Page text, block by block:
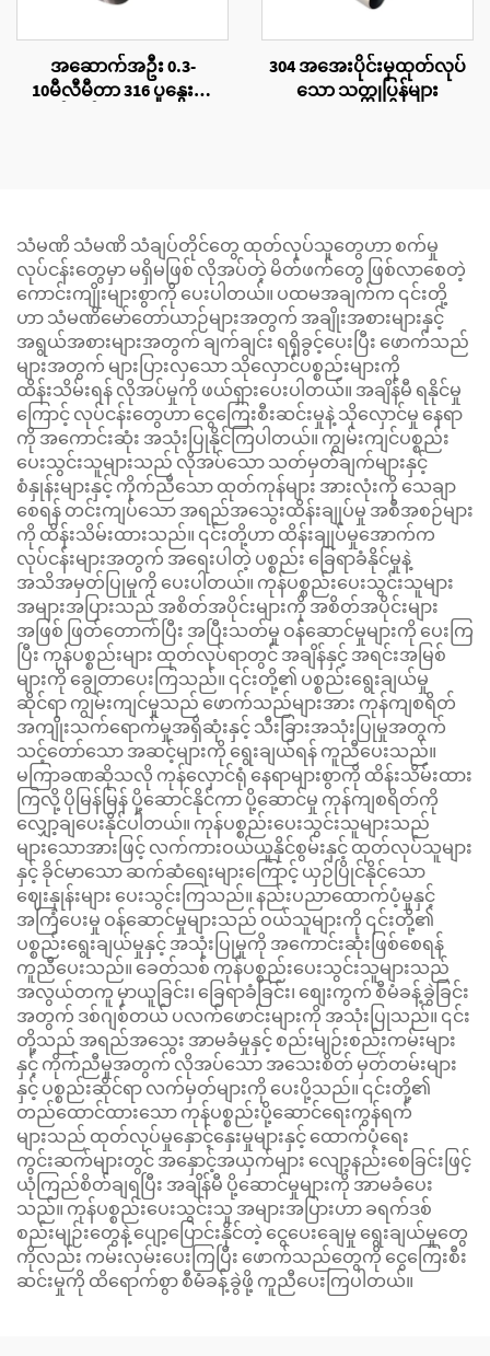
အဆောက်အဦး 0.3-
10မီလီမီတာ 316 ပူနွေးစွာ
304 အအေးပိုင်းမှထုတ်လုပ်
သော သတ္တုပြွန်များ
သံမဏိ သံမဏိ သံချပ်တိုင်တွေ ထုတ်လုပ်သူတွေဟာ စက်မှု
လုပ်ငန်းတွေမှာ မရှိမဖြစ် လိုအပ်တဲ့ မိတ်ဖက်တွေ ဖြစ်လာစေတဲ့
ကောင်းကျိုးများစွာကို ပေးပါတယ်။ ပထမအချက်က ၎င်းတို့
ဟာ သံမဏိမော်တော်ယာဉ်များအတွက် အချိုးအစားများနှင့်
အရွယ်အစားများအတွက် ချက်ချင်း ရရှိခွင့်ပေးပြီး ဖောက်သည်
များအတွက် များပြားလှသော သိုလှောင်ပစ္စည်းများကို
ထိန်းသိမ်းရန် လိုအပ်မှုကို ဖယ်ရှားပေးပါတယ်။ အချိန်မီ ရနိုင်မှု
ကြောင့် လုပ်ငန်းတွေဟာ ငွေကြေးစီးဆင်းမှုနဲ့ သိုလှောင်မှု နေရာ
ကို အကောင်းဆုံး အသုံးပြုနိုင်ကြပါတယ်။ ကျွမ်းကျင်ပစ္စည်း
ပေးသွင်းသူများသည် လိုအပ်သော သတ်မှတ်ချက်များနှင့်
စံနှုန်းများနှင့် ကိုက်ညီသော ထုတ်ကုန်များ အားလုံးကို သေချာ
စေရန် တင်းကျပ်သော အရည်အသွေးထိန်းချုပ်မှု အစီအစဉ်များ
ကို ထိန်းသိမ်းထားသည်။ ၎င်းတို့ဟာ ထိန်းချုပ်မှုအောက်က
လုပ်ငန်းများအတွက် အရေးပါတဲ့ ပစ္စည်း ခြေရာခံနိုင်မှုနဲ့
အသိအမှတ်ပြုမှုကို ပေးပါတယ်။ ကုန်ပစ္စည်းပေးသွင်းသူများ
အများအပြားသည် အစိတ်အပိုင်းများကို အစိတ်အပိုင်းများ
အဖြစ် ဖြတ်တောက်ပြီး အပြီးသတ်မှု ဝန်ဆောင်မှုများကို ပေးကြ
ပြီး ကုန်ပစ္စည်းများ ထုတ်လုပ်ရာတွင် အချိန်နှင့် အရင်းအမြစ်
များကို ချွေတာပေးကြသည်။ ၎င်းတို့၏ ပစ္စည်းရွေးချယ်မှု
ဆိုင်ရာ ကျွမ်းကျင်မှုသည် ဖောက်သည်များအား ကုန်ကျစရိတ်
အကျိုးသက်ရောက်မှုအရှိဆုံးနှင့် သီးခြားအသုံးပြုမှုအတွက်
သင့်တော်သော အဆင့်များကို ရွေးချယ်ရန် ကူညီပေးသည်။
မကြာခဏဆိုသလို ကုန်လှောင်ရုံ နေရာများစွာကို ထိန်းသိမ်းထား
ကြလို့ ပိုမြန်မြန် ပို့ဆောင်နိုင်ကာ ပို့ဆောင်မှု ကုန်ကျစရိတ်ကို
လျှော့ချပေးနိုင်ပါတယ်။ ကုန်ပစ္စည်းပေးသွင်းသူများသည်
များသောအားဖြင့် လက်ကားဝယ်ယူနိုင်စွမ်းနှင့် ထုတ်လုပ်သူများ
နှင့် ခိုင်မာသော ဆက်ဆံရေးများကြောင့် ယှဉ်ပြိုင်နိုင်သော
ဈေးနှုန်းများ ပေးသွင်းကြသည်။ နည်းပညာထောက်ပံ့မှုနှင့်
အကြံပေးမှု ဝန်ဆောင်မှုများသည် ဝယ်သူများကို ၎င်းတို့၏
ပစ္စည်းရွေးချယ်မှုနှင့် အသုံးပြုမှုကို အကောင်းဆုံးဖြစ်စေရန်
ကူညီပေးသည်။ ခေတ်သစ် ကုန်ပစ္စည်းပေးသွင်းသူများသည်
အလွယ်တကူ မှာယူခြင်း၊ ခြေရာခံခြင်း၊ စျေးကွက် စီမံခန့်ခွဲခြင်း
အတွက် ဒစ်ဂျစ်တယ် ပလက်ဖောင်းများကို အသုံးပြုသည်။ ၎င်း
တို့သည် အရည်အသွေး အာမခံမှုနှင့် စည်းမျဉ်းစည်းကမ်းများ
နှင့် ကိုက်ညီမှုအတွက် လိုအပ်သော အသေးစိတ် မှတ်တမ်းများ
နှင့် ပစ္စည်းဆိုင်ရာ လက်မှတ်များကို ပေးပို့သည်။ ၎င်းတို့၏
တည်ထောင်ထားသော ကုန်ပစ္စည်းပို့ဆောင်ရေးကွန်ရက်
များသည် ထုတ်လုပ်မှုနှောင့်နှေးမှုများနှင့် ထောက်ပံ့ရေး
ကွင်းဆက်များတွင် အနှောင့်အယှက်များ လျော့နည်းစေခြင်းဖြင့်
ယုံကြည်စိတ်ချရပြီး အချိန်မီ ပို့ဆောင်မှုများကို အာမခံပေး
သည်။ ကုန်ပစ္စည်းပေးသွင်းသူ အများအပြားဟာ ခရက်ဒစ်
စည်းမျဉ်းတွေနဲ့ ပျော့ပြောင်းနိုင်တဲ့ ငွေပေးချေမှု ရွေးချယ်မှုတွေ
ကိုလည်း ကမ်းလှမ်းပေးကြပြီး ဖောက်သည်တွေကို ငွေကြေးစီး
ဆင်းမှုကို ထိရောက်စွာ စီမံခန့်ခွဲဖို့ ကူညီပေးကြပါတယ်။